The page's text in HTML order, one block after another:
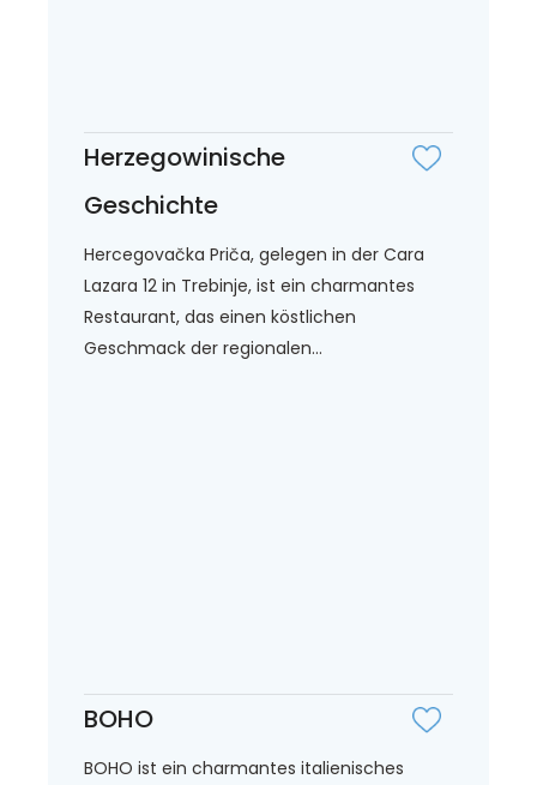
Herzegowinische
Geschichte
Hercegovačka Priča, gelegen in der Cara
Lazara 12 in Trebinje, ist ein charmantes
Restaurant, das einen köstlichen
Geschmack der regionalen...
BOHO
BOHO ist ein charmantes italienisches